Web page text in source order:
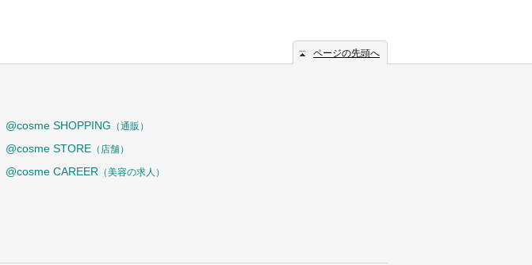
ページの先頭へ
@cosme SHOPPING （通販）
@cosme STORE （店舗）
@cosme CAREER （美容の求人）